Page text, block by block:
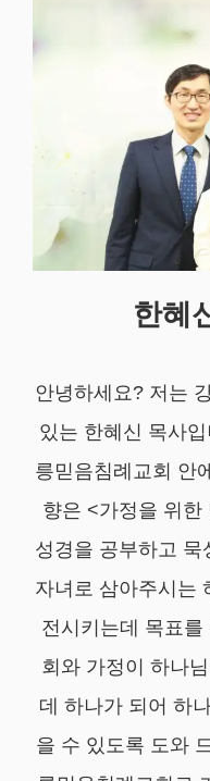
한혜
안녕하세요? 저는
있는 한혜신 목사
릉믿음침례교회 안
향은 <가정을 위한
성경을 공부하고
자녀로 삼아주시는
전시키는데 목표
회와 가정이 하나
데 하나가 되어 하
을 수 있도록 도와